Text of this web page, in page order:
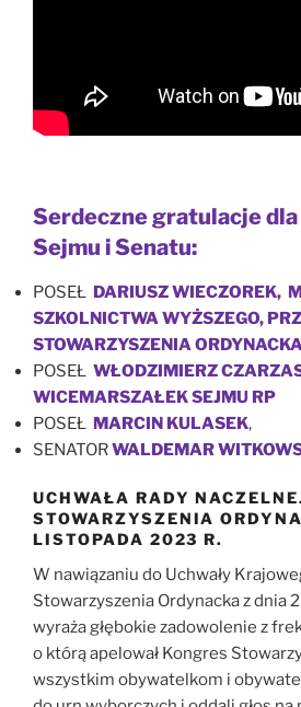
Serdeczne gratulacje
Sejmu i Senatu:
POSEŁ DARIUSZ WIECZOREK,
SZKOLNICTWA WYŻSZEGO,
STOWARZYSZENIA
POSEŁ WŁODZIMIERZ
WICEMARSZAŁEK SEJMU RP
POSEŁ MARCIN KULASEK,
SENATORWALDEMAR
UCHWAŁA RADY
STOWARZYSZENIA
LISTOPADA 2023 R.
W nawiązaniu do Uchwały
Stowarzyszenia Ordynacka z dnia
wyraża głębokie zadowolenie z
o którą apelował Kongres
wszystkim obywatelkom i